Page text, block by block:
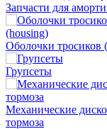
Запчасти для
Оболочки тросиков
Групсеты
Механические
тормоза